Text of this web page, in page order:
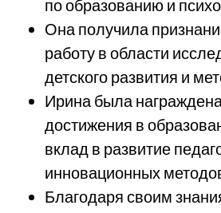
по образованию и
Она получила
работу в области
детского развития и
Ирина была
достижения в
вклад в развитие
инновационных
Благодаря своим